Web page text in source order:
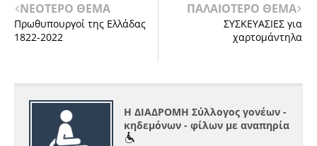
ΝΕΟΤΕΡΟ ΘΕΜΑ
Πρωθυπουργοί της Ελλάδας
1822-2022
ΠΑΛΑΙΟΤΕΡΟ ΘΕΜΑ
ΣΥΣΚΕΥΑΣΙΕΣ για
χαρτομάντηλα
Η ΔΙΑΔΡΟΜΗ Σύλλογος γονέων -
κηδεμόνων - φίλων με αναπηρία